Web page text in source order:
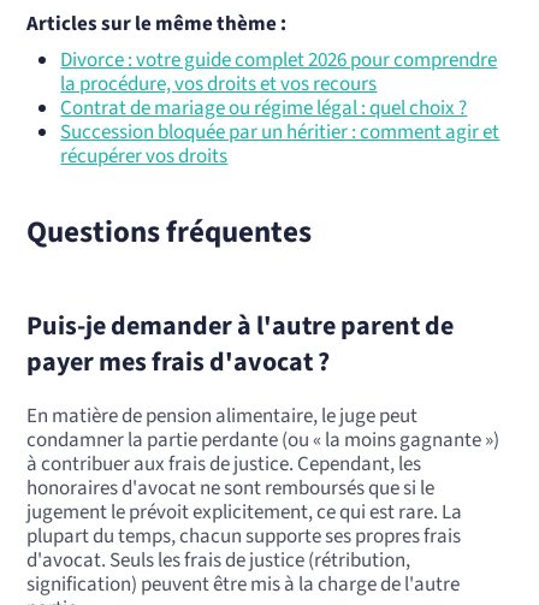
Articles sur le même thème :
Divorce : votre guide complet 2026 pour comprendre
la procédure, vos droits et vos recours
Contrat de mariage ou régime légal : quel choix ?
Succession bloquée par un héritier : comment agir et
récupérer vos droits
Questions fréquentes
Puis-je demander à l'autre parent de
payer mes frais d'avocat ?
En matière de pension alimentaire, le juge peut
condamner la partie perdante (ou « la moins gagnante »)
à contribuer aux frais de justice. Cependant, les
honoraires d'avocat ne sont remboursés que si le
jugement le prévoit explicitement, ce qui est rare. La
plupart du temps, chacun supporte ses propres frais
d'avocat. Seuls les frais de justice (rétribution,
signification) peuvent être mis à la charge de l'autre